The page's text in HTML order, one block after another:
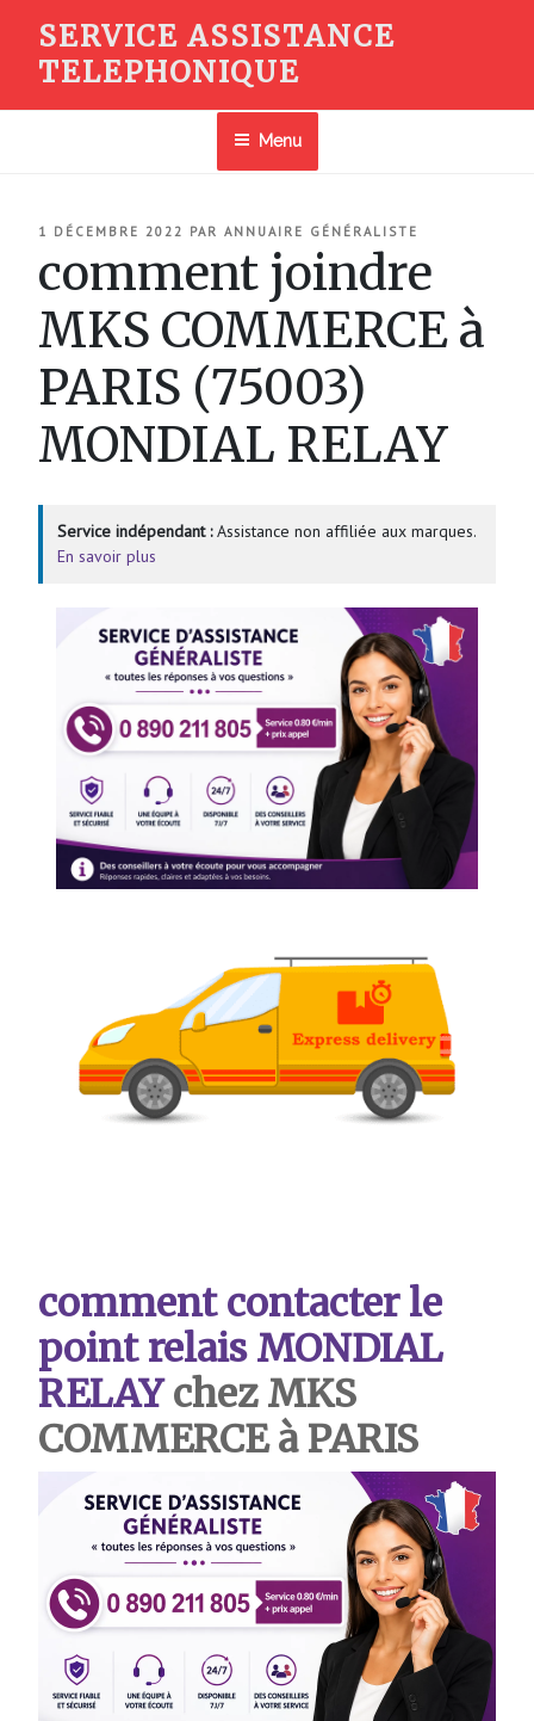
contenu
SERVICE ASSISTANCE
TELEPHONIQUE
Menu
PUBLIÉ
1 DÉCEMBRE 2022 PAR ANNUAIRE GÉNÉRALISTE
comment joindre
MKS COMMERCE à
PARIS (75003)
MONDIAL RELAY
Service indépendant :Assistance non affiliée aux marques.
En savoir plus
comment contacter le
point relais MONDIAL
RELAYchez MKS
COMMERCE à PARIS